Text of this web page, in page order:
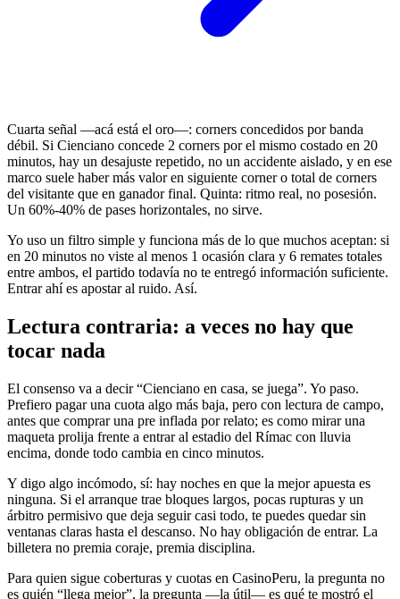
Cuarta señal —acá está el oro—: corners concedidos por banda
débil. Si Cienciano concede 2 corners por el mismo costado en 20
minutos, hay un desajuste repetido, no un accidente aislado, y en ese
marco suele haber más valor en siguiente corner o total de corners
del visitante que en ganador final. Quinta: ritmo real, no posesión.
Un 60%-40% de pases horizontales, no sirve.
Yo uso un filtro simple y funciona más de lo que muchos aceptan: si
en 20 minutos no viste al menos 1 ocasión clara y 6 remates totales
entre ambos, el partido todavía no te entregó información suficiente.
Entrar ahí es apostar al ruido. Así.
Lectura contraria: a veces no hay que
tocar nada
El consenso va a decir “Cienciano en casa, se juega”. Yo paso.
Prefiero pagar una cuota algo más baja, pero con lectura de campo,
antes que comprar una pre inflada por relato; es como mirar una
maqueta prolija frente a entrar al estadio del Rímac con lluvia
encima, donde todo cambia en cinco minutos.
Y digo algo incómodo, sí: hay noches en que la mejor apuesta es
ninguna. Si el arranque trae bloques largos, pocas rupturas y un
árbitro permisivo que deja seguir casi todo, te puedes quedar sin
ventanas claras hasta el descanso. No hay obligación de entrar. La
billetera no premia coraje, premia disciplina.
Para quien sigue coberturas y cuotas en CasinoPeru, la pregunta no
es quién “llega mejor”, la pregunta —la útil— es qué te mostró el